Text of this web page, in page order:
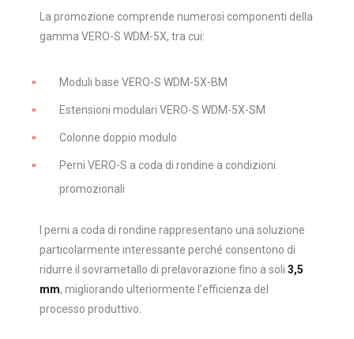
La promozione comprende numerosi componenti della
gamma VERO-S WDM-5X, tra cui:
Moduli base VERO-S WDM-5X-BM
Estensioni modulari VERO-S WDM-5X-SM
Colonne doppio modulo
Perni VERO-S a coda di rondine a condizioni
promozionali
I perni a coda di rondine rappresentano una soluzione
particolarmente interessante perché consentono di
ridurre il sovrametallo di prelavorazione fino a soli 3,5
mm, migliorando ulteriormente l’efficienza del
processo produttivo.